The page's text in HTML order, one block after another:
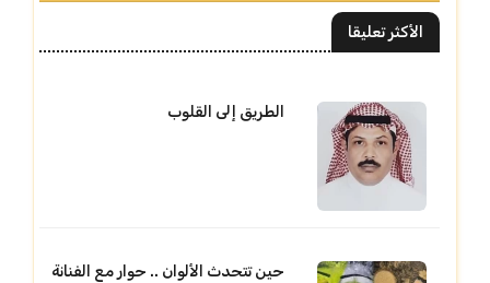
الأكثر تعليقا
الطريق إلى القلوب
حين تتحدث الألوان .. حوار مع الفنانة